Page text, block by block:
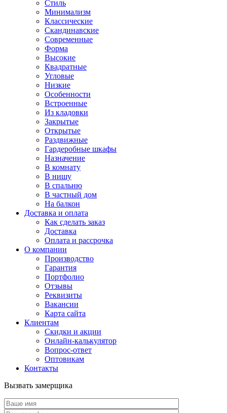
Стиль
Минимализм
Классические
Скандинавские
Современные
Форма
Высокие
Квадратные
Угловые
Низкие
Особенности
Встроенные
Из кладовки
Закрытые
Открытые
Раздвижные
Гардеробные шкафы
Назначение
В комнату
В нишу
В спальню
В частный дом
На балкон
Доставка и оплата
Как сделать заказ
Доставка
Оплата и рассрочка
О компании
Производство
Гарантия
Портфолио
Отзывы
Реквизиты
Вакансии
Карта сайта
Клиентам
Скидки и акции
Онлайн-калькулятор
Вопрос-ответ
Оптовикам
Контакты
Вызвать замерщика